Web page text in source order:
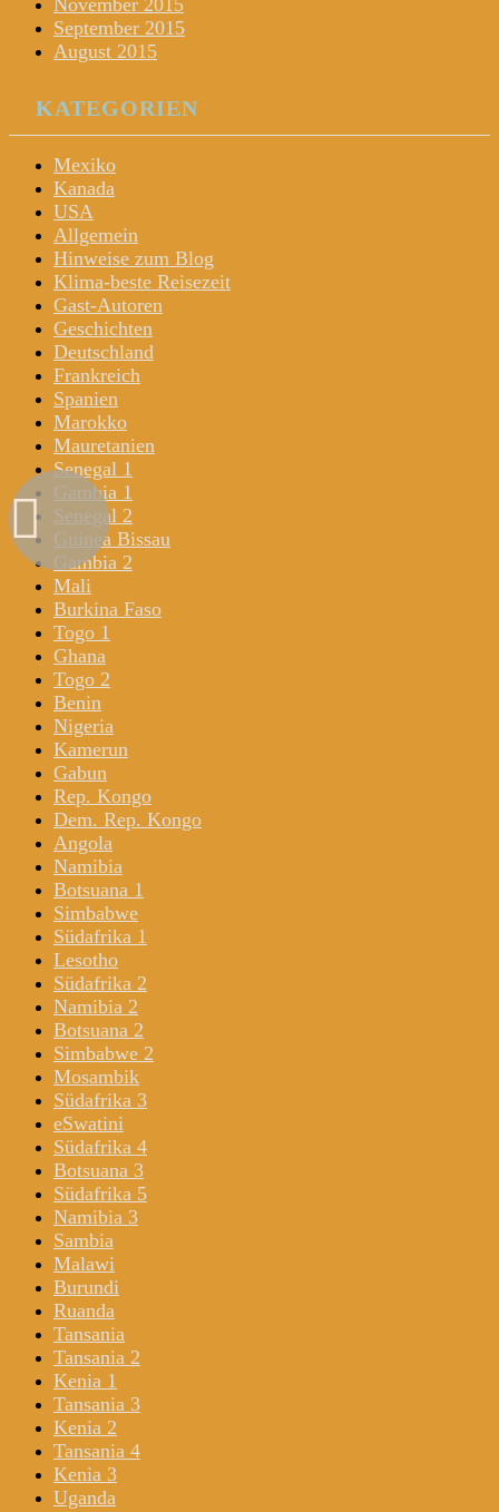
September 2015
August 2015
KATEGORIEN
Mexiko
Kanada
USA
Allgemein
Hinweise zum Blog
Klima-beste Reisezeit
Gast-Autoren
Geschichten
Deutschland
Frankreich
Spanien
Marokko
Mauretanien
Senegal 1
Gambia 1
Senegal 2
Guinea Bissau
Gambia 2
Mali
Burkina Faso
Togo 1
Ghana
Togo 2
Benin
Nigeria
Kamerun
Gabun
Rep. Kongo
Dem. Rep. Kongo
Angola
Namibia
Botsuana 1
Simbabwe
Südafrika 1
Lesotho
Südafrika 2
Namibia 2
Botsuana 2
Simbabwe 2
Mosambik
Südafrika 3
eSwatini
Südafrika 4
Botsuana 3
Südafrika 5
Namibia 3
Sambia
Malawi
Burundi
Ruanda
Tansania
Tansania 2
Kenia 1
Tansania 3
Kenia 2
Tansania 4
Kenia 3
Uganda